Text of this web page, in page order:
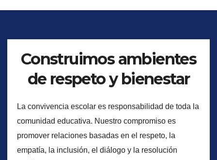
Construimos ambientes
de respeto y bienestar
La convivencia escolar es responsabilidad de toda la
comunidad educativa. Nuestro compromiso es
promover relaciones basadas en el respeto, la
empatía, la inclusión, el diálogo y la resolución